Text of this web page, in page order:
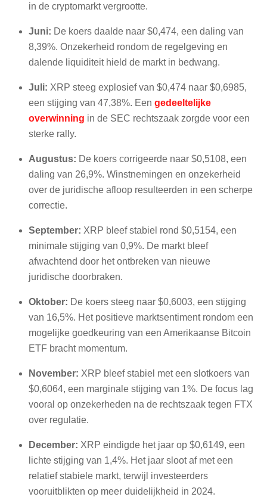
in de cryptomarkt vergrootte.
Juni: De koers daalde naar $0,474, een daling van
8,39%. Onzekerheid rondom de regelgeving en
dalende liquiditeit hield de markt in bedwang.
Juli: XRP steeg explosief van $0,474 naar $0,6985,
een stijging van 47,38%. Een gedeeltelijke
overwinning in de SEC rechtszaak zorgde voor een
sterke rally.
Augustus: De koers corrigeerde naar $0,5108, een
daling van 26,9%. Winstnemingen en onzekerheid
over de juridische afloop resulteerden in een scherpe
correctie.
September: XRP bleef stabiel rond $0,5154, een
minimale stijging van 0,9%. De markt bleef
afwachtend door het ontbreken van nieuwe
juridische doorbraken.
Oktober: De koers steeg naar $0,6003, een stijging
van 16,5%. Het positieve marktsentiment rondom een
mogelijke goedkeuring van een Amerikaanse Bitcoin
ETF bracht momentum.
November: XRP bleef stabiel met een slotkoers van
$0,6064, een marginale stijging van 1%. De focus lag
vooral op onzekerheden na de rechtszaak tegen FTX
over regulatie.
December: XRP eindigde het jaar op $0,6149, een
lichte stijging van 1,4%. Het jaar sloot af met een
relatief stabiele markt, terwijl investeerders
vooruitblikten op meer duidelijkheid in 2024.